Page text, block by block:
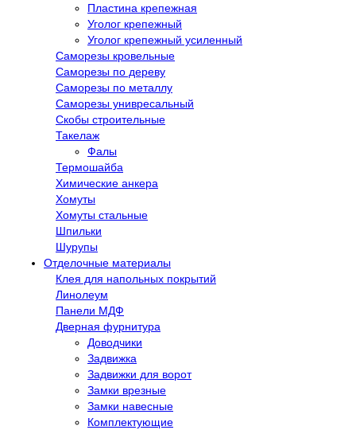
Пластина крепежная
Уголог крепежный
Уголог крепежный усиленный
Саморезы кровельные
Саморезы по дереву
Саморезы по металлу
Саморезы унивресальный
Скобы строительные
Такелаж
Фалы
Термошайба
Химические анкера
Хомуты
Хомуты стальные
Шпильки
Шурупы
Отделочные материалы
Клея для напольных покрытий
Линолеум
Панели МДФ
Дверная фурнитура
Доводчики
Задвижка
Задвижки для ворот
Замки врезные
Замки навесные
Комплектующие